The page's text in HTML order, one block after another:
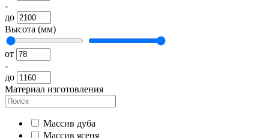
-
до
Высота (мм)
от
-
до
Материал изготовления
Массив дуба
Массив ясеня